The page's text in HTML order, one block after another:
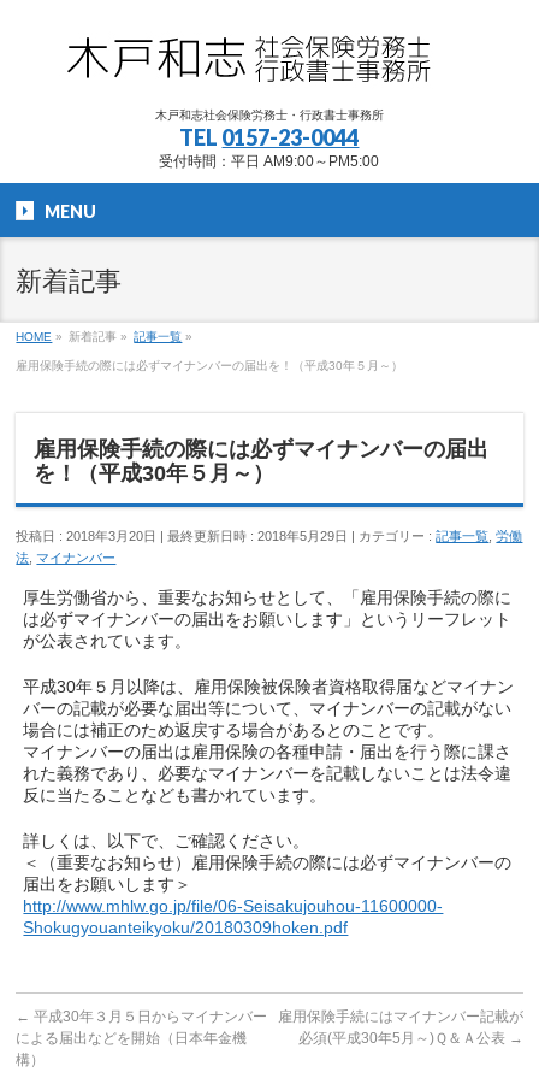
木戸和志社会保険労務士・行政書士事務所
TEL 0157-23-0044
受付時間：平日 AM9:00～PM5:00
MENU
新着記事
HOME » 新着記事 » 記事一覧 »
雇用保険手続の際には必ずマイナンバーの届出を！（平成30年５月～）
雇用保険手続の際には必ずマイナンバーの届出
を！（平成30年５月～）
投稿日 : 2018年3月20日 最終更新日時 : 2018年5月29日 カテゴリー :記事一覧 ,労働
法 マイナンバー
厚生労働省から、重要なお知らせとして、「雇用保険手続の際に
は必ずマイナンバーの届出をお願いします」というリーフレット
が公表されています。
平成30年５月以降は、雇用保険被保険者資格取得届などマイナン
バーの記載が必要な届出等について、マイナンバーの記載がない
場合には補正のため返戻する場合があるとのことです。
マイナンバーの届出は雇用保険の各種申請・届出を行う際に課さ
れた義務であり、必要なマイナンバーを記載しないことは法令違
反に当たることなども書かれています。
詳しくは、以下で、ご確認ください。
＜（重要なお知らせ）雇用保険手続の際には必ずマイナンバーの
届出をお願いします＞
http://www.mhlw.go.jp/file/06-Seisakujouhou-11600000-
Shokugyouanteikyoku/20180309hoken.pdf
← 平成30年３月５日からマイナンバー
による届出などを開始（日本年金機
構）
雇用保険手続にはマイナンバー記載が
必須(平成30年5月～)Ｑ＆Ａ公表 →